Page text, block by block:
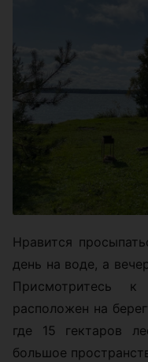
Нравится
день на воде, а
Присмотритесь
расположен на
где 15 гектаров
большое